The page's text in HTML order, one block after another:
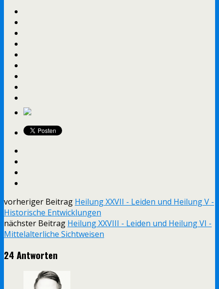
vorheriger Beitrag Heilung XXVII - Leiden und Heilung V -
Historische Entwicklungen
nächster Beitrag Heilung XXVIII - Leiden und Heilung VI -
Mittelalterliche Sichtweisen
24 Antworten